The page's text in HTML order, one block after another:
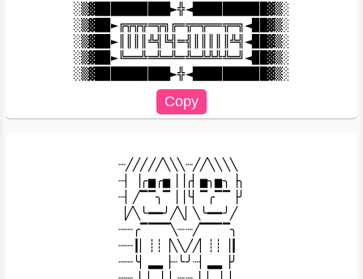
░▒▓██████████►╬◄██████████▓▒░
░▒▓██►╔╦╦╦═╦╗╔═╦═╦══╦═╗◄██▓▒░
░▒▓██►║║║║╩╣╚╣═╣║║║║║╩╣◄██▓▒░
░▒▓██►╚══╩═╩═╩═╩═╩╩╩╩═╝◄██▓▒░
┈╱╱╱╱╱╲╲╲┈╱╱╲╲╲╲
┈▏▕╭▅╭▅▕▕╭▏▅╮▅╮▕╮
┈▏╱▔▔╮▔▕▕╰▏▔╭▔▔▕╯
▕╱╲╰━━╯╱╲▏╲╰━━╯╱
┈┈╭▔▔▔▔╲┈┈╱▔▔▔▔╮
┈┈┃▏┊┊▕╲╲╱╱▏┊┊▕┃
┈┈╰▏▂▂▕┈╰╯┈▏▂▂▕╯